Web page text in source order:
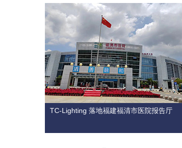
TC-Lighting 落地福建福清市医院报告厅